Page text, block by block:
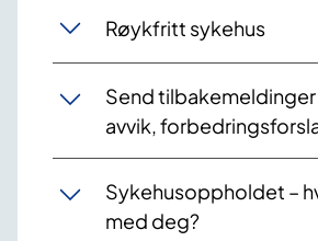
Røykfritt sykehus
Send
avvik,
Sykehusoppholdet –
med deg?